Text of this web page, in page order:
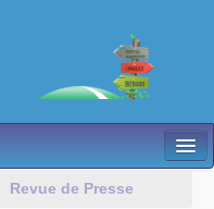
Revue de Presse